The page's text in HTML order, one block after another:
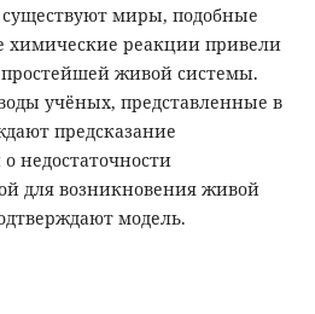
миры, подобные
химические реакции привели
живой системы.
учёных, представленные в
предсказание
недостаточности
для возникновения живой
модель.